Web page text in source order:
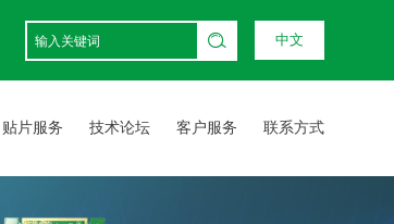
中文
贴片服务 技术论坛 客户服务 联系方式